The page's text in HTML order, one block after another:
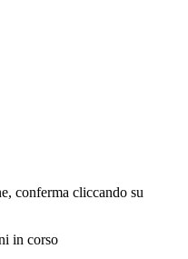
conferma cliccando su
in corso